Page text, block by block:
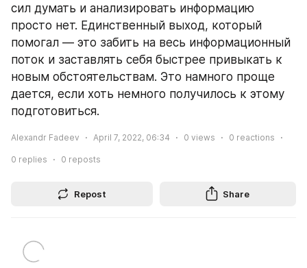
сил думать и анализировать информацию
просто нет. Единственный выход, который
помогал — это забить на весь информационный
поток и заставлять себя быстрее привыкать к
новым обстоятельствам. Это намного проще
дается, если хоть немного получилось к этому
подготовиться.
Alexandr Fadeev April 7, 2022, 06:34 0 views 0 reactions
0 replies 0 reposts
Repost Share